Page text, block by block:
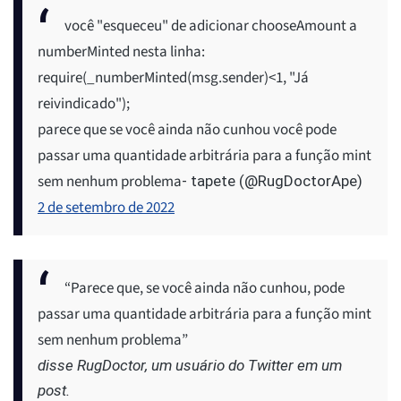
você "esqueceu" de adicionar chooseAmount a
numberMinted nesta linha:
require(_numberMinted(msg.sender)<1, "Já
reivindicado");
parece que se você ainda não cunhou você pode
passar uma quantidade arbitrária para a função mint
sem nenhum problema- tapete (@RugDoctorApe)
2 de setembro de 2022
“Parece que, se você ainda não cunhou, pode
passar uma quantidade arbitrária para a função mint
sem nenhum problema”
disse RugDoctor, um usuário do Twitter em um
post.